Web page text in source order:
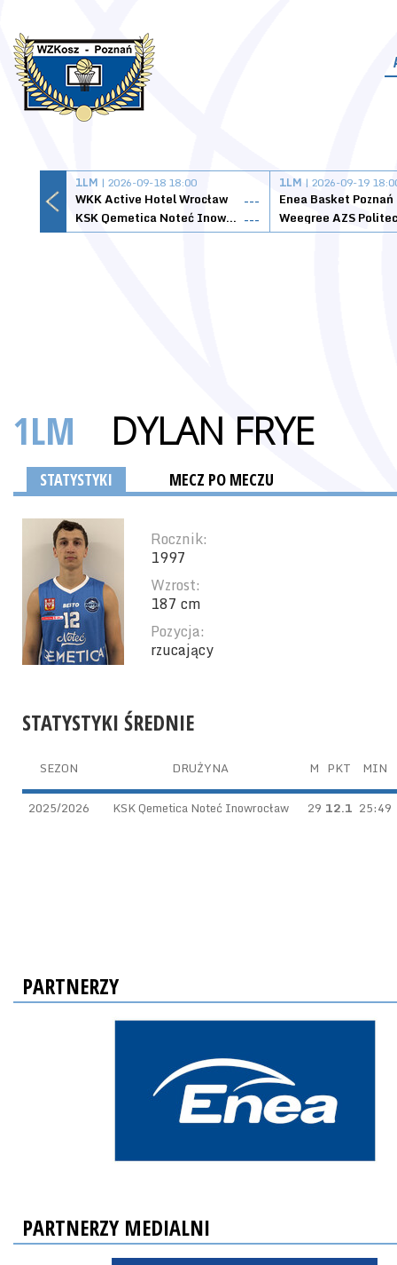
1LM | 2026-09-18 18:00
WKK Active Hotel Wrocław
---
KSK Qemetica Noteć Inowrocław ---
1LM | 2026-09-19
Enea Basket Poznań
1LM DYLAN FRYE
STATYSTYKI MECZ PO MECZU
Rocznik:
1997
Wzrost:
187 cm
Pozycja:
rzucający
STATYSTYKI ŚREDNIE
SEZON DRUŻYNA M PKT MIN
2025/2026 KSK Qemetica Noteć Inowrocław 29 12.1 25:49
PARTNERZY
PARTNERZY MEDIALNI